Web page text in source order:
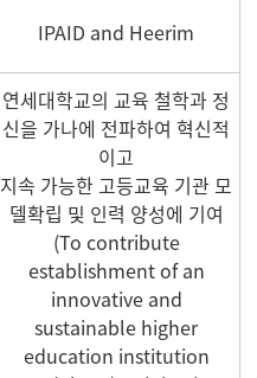
IPAID and Heerim
연세대학교의 교육 철학과 정
신을 가나에 전파하여 혁신적
이고
지속 가능한 고등교육 기관 모
델확립 및 인력 양성에 기여
(To contribute
establishment of an
innovative and
sustainable higher
education institution